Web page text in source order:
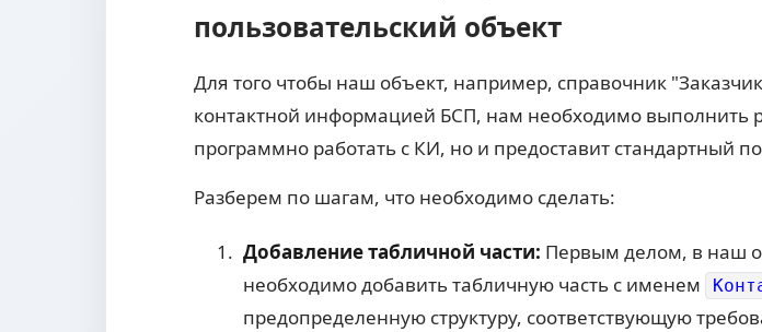
пользовательский объект
Для того чтобы наш объект, например, справочник
контактной информацией БСП, нам необходимо выполнить
программно работать с КИ, но и предоставит стандартный
Разберем по шагам, что необходимо сделать:
Добавление табличной части: Первым делом, в наш
необходимо добавить табличную часть с именем
предопределенную структуру, соответствующую